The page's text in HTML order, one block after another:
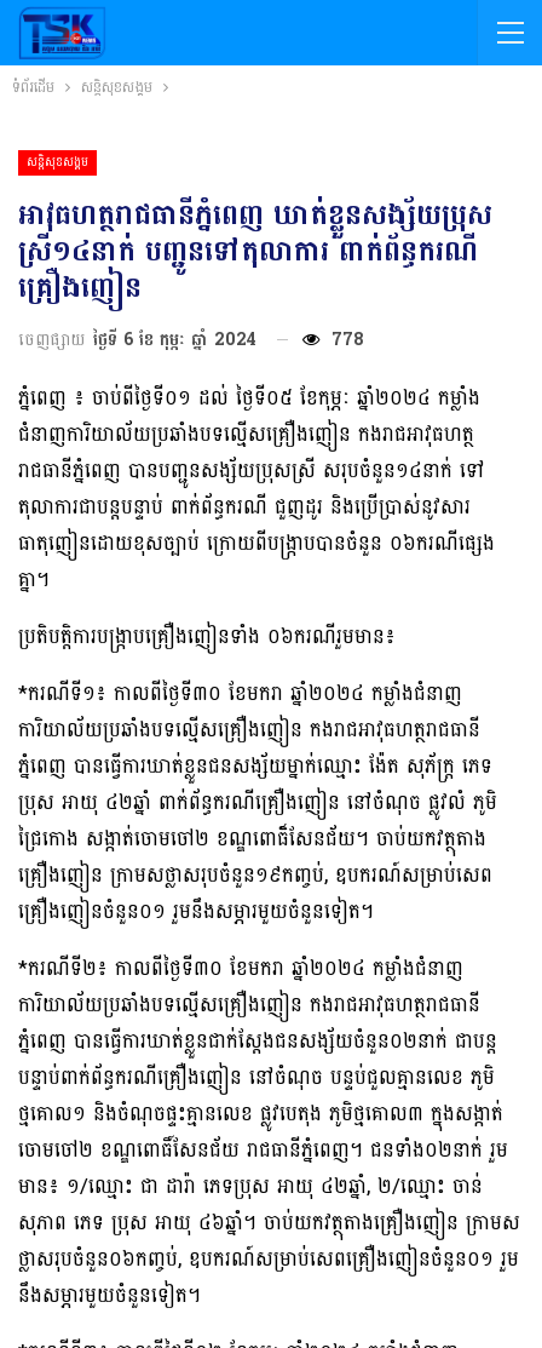
ទំព័រដើម សន្តិសុខសង្គម
សន្តិសុខសង្គម
អាវុធហត្ថរាជធានីភ្នំពេញ ឃាត់ខ្លួនសង្ស័យប្រុស
ស្រី១៤នាក់ បញ្ជូនទៅតុលាការ ពាក់ព័ន្ធករណី
គ្រឿងញៀន
ចេញផ្សាយ ថ្ងៃទី 6 ខែ កុម្ភៈ ឆ្នាំ 2024 778
ភ្នំពេញ ៖ ចាប់ពីថ្ងៃទី០១ ដល់ ថ្ងៃទី០៥ ខែកុម្ភៈ ឆ្នាំ២០២៤ កម្លាំង
ជំនាញការិយាល័យប្រឆាំងបទល្មើសគ្រឿងញៀន កងរាជអាវុធហត្ថ
រាជធានីភ្នំពេញ បានបញ្ជូនសង្ស័យប្រុសស្រី សរុបចំនួន១៤នាក់ ទៅ
តុលាការជាបន្តបន្ទាប់ ពាក់ព័ន្ធករណី ជួញដូរ និងប្រើប្រាស់នូវសារ
ធាតុញៀនដោយខុសច្បាប់ ក្រោយពីបង្ក្រាបបានចំនួន ០៦ករណីផ្សេង
គ្នា។
ប្រតិបត្តិការបង្រ្កាបគ្រឿងញៀនទាំង ០៦ករណីរួមមាន៖
*ករណីទី១៖ កាលពីថ្ងៃទី៣០ ខែមករា ឆ្នាំ២០២៤ កម្លាំងជំនាញ
ការិយាល័យប្រឆាំងបទល្មើសគ្រឿងញៀន កងរាជអាវុធហត្ថរាជធានី
ភ្នំពេញ បានធ្វើការឃាត់ខ្លួនជនសង្ស័យម្នាក់ឈ្មោះ ង៉ែត សុភ័ក្រ្ត ភេទ
ប្រុស អាយុ ៤២ឆ្នាំ ពាក់ព័ន្ធករណីគ្រឿងញៀន នៅចំណុច ផ្លូវលំ ភូមិ
ជ្រៃកោង សង្កាត់ចោមចៅ២ ខណ្ឌពោធិ៏សែនជ័យ។ ចាប់យកវត្ថុតាង
គ្រឿងញៀន ក្រាមសថ្លាសរុបចំនួន១៩កញ្ចប់, ឧបករណ៍សម្រាប់សេព
គ្រឿងញៀនចំនួន០១ រួមនឹងសម្ភារមួយចំនួនទៀត។
*ករណីទី២៖ កាលពីថ្ងៃទី៣០ ខែមករា ឆ្នាំ២០២៤ កម្លាំងជំនាញ
ការិយាល័យប្រឆាំងបទល្មើសគ្រឿងញៀន កងរាជអាវុធហត្ថរាជធានី
ភ្នំពេញ បានធ្វើការឃាត់ខ្លួនជាក់ស្តែងជនសង្ស័យចំនួន០២នាក់ ជាបន្ត
បន្ទាប់ពាក់ព័ន្ធករណីគ្រឿងញៀន នៅចំណុច បន្ទប់ជួលគ្មានលេខ ភូមិ
ថ្មគោល១ និងចំណុចផ្ទះគ្មានលេខ ផ្លូវបេតុង ភូមិថ្មគោល៣ ក្នុងសង្កាត់
ចោមចៅ២ ខណ្ឌពោធិ៍សែនជ័យ រាជធានីភ្នំពេញ។ ជនទាំង០២នាក់ រួម
មាន៖ ១/ឈ្មោះ ជា ដារ៉ា ភេទប្រុស អាយុ ៤២ឆ្នាំ, ២/ឈ្មោះ ចាន់
សុភាព ភេទ ប្រុស អាយុ ៤៦ឆ្នាំ។ ចាប់យកវត្ថុតាងគ្រឿងញៀន ក្រាមស
ថ្លាសរុបចំនួន០៦កញ្ចប់, ឧបករណ៍សម្រាប់សេពគ្រឿងញៀនចំនួន០១ រួម
នឹងសម្ភារមួយចំនួនទៀត។